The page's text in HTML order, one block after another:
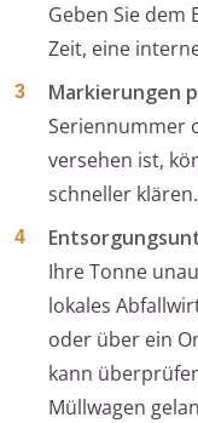
Geben Sie
Zeit, eine
Markierungen
Seriennummer
versehen ist,
schneller klären.
Ihre Tonne
lokales
oder über ein
kann
Müllwagen